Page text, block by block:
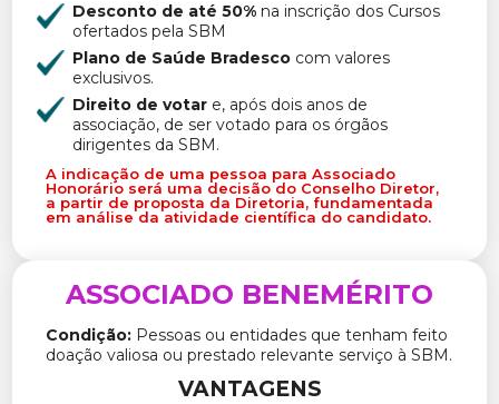
Desconto de até 50% na inscrição dos Cursos
ofertados pela SBM
Plano de Saúde Bradesco com valores
exclusivos.
Direito de votar e, após dois anos de
associação, de ser votado para os órgãos
dirigentes da SBM.
A indicação de uma pessoa para Associado
Honorário será uma decisão do Conselho Diretor,
a partir de proposta da Diretoria, fundamentada
em análise da atividade científica do candidato.
ASSOCIADO BENEMÉRITO
Condição: Pessoas ou entidades que tenham feito
doação valiosa ou prestado relevante serviço à SBM.
VANTAGENS